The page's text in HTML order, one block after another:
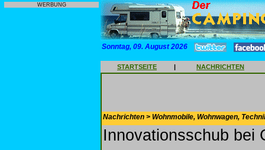
WERBUNG
Sonntag, 09. August 2026
STARTSEITE | NACHRICHTEN
Nachrichten > Wohnmobile, Wohnwagen,
Innovationsschub bei